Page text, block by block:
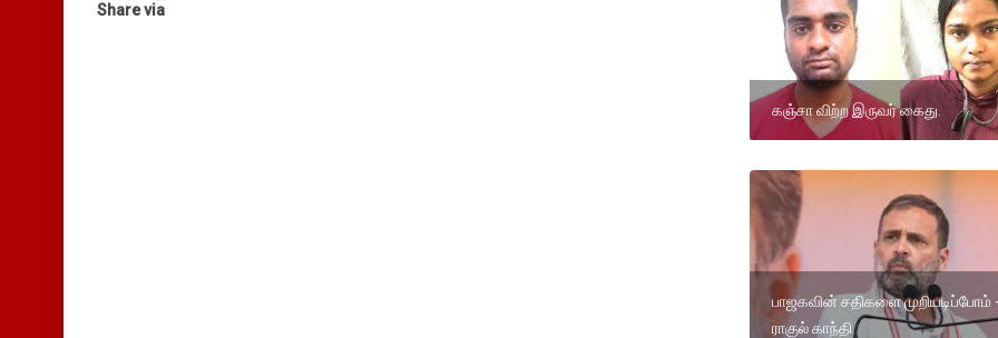
Share via
கஞ்சா விற்ற இருவர் கைது.
பாஜகவின் சதிகளை முறியடிப்போம்
ராகுல் காந்தி